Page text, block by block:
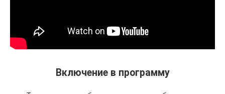
Включение в программу